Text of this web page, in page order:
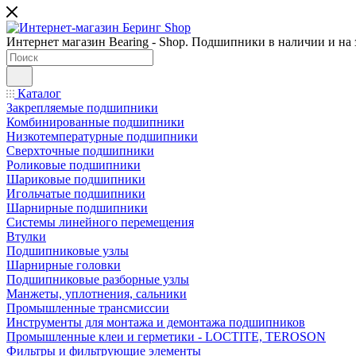
Интернет магазин Bearing - Shop. Подшипники в наличии и на
Каталог
Закрепляемые подшипники
Комбинированные подшипники
Низкотемпературные подшипники
Сверхточные подшипники
Роликовые подшипники
Шариковые подшипники
Игольчатые подшипники
Шарнирные подшипники
Системы линейного перемещения
Втулки
Подшипниковые узлы
Шарнирные головки
Подшипниковые разборные узлы
Манжеты, уплотнения, сальники
Промышленные трансмиссии
Инструменты для монтажа и демонтажа подшипников
Промышленные клеи и герметики - LOCTITE, TEROSON
Фильтры и фильтрующие элементы